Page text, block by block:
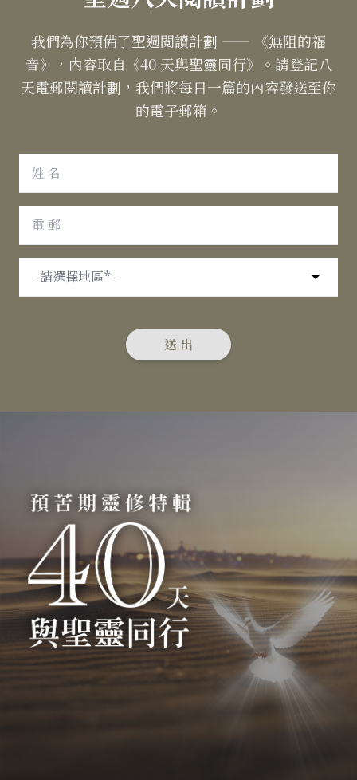
我們為你預備了聖週閱讀計劃 —— 《無阻的福
音》，內容取自《40 天與聖靈同行》。請登記八
天電郵閱讀計劃，我們將每日一篇的內容發送至你
的電子郵箱。
送 出